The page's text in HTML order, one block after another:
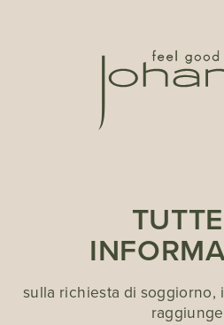
sulla richiesta di soggiorno,